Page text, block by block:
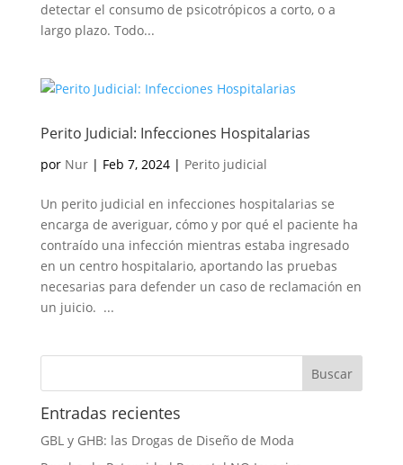
detectar el consumo de psicotrópicos a corto, o a
largo plazo. Todo...
Perito Judicial: Infecciones Hospitalarias
por Nur| Feb 7, 2024| Perito judicial
Un perito judicial en infecciones hospitalarias se
encarga de averiguar, cómo y por qué el paciente ha
contraído una infección mientras estaba ingresado
en un centro hospitalario, aportando las pruebas
necesarias para defender un caso de reclamación en
un juicio. ...
Entradas recientes
GBL y GHB: las Drogas de Diseño de Moda